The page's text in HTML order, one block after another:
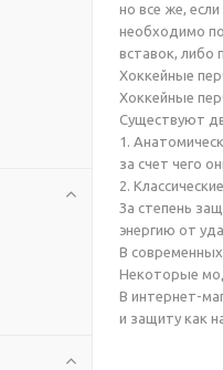
но все же,
необходимо
вставок, либо
Хоккейные
Хоккейные
Существуют
1.
за счет чего
2.
За степень
энергию от
В
Некоторые
В интернет-
и защиту как